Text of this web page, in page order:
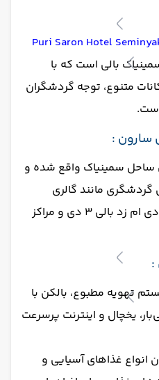
Puri Saron Hotel
سمینیاک بالی است که با
متنوع، توجه گردشگران
سارون :
سمینیاک واقع شده و
مانند گالری
هنرهای زیبا پورپا، موزه هنر دی ام زد بالی ۳ دی و مراکز
:
تهویه مطبوع، بالکن با
یخچال و اینترنت پرسرعت
انواع غذاهای آسیایی و